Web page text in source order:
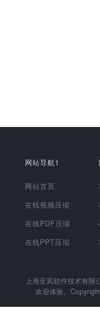
网站导航1
网站首页
在线视频压缩
在线PDF压缩
在线PPT压缩
上海至凤软件技术有限
欢迎体验。